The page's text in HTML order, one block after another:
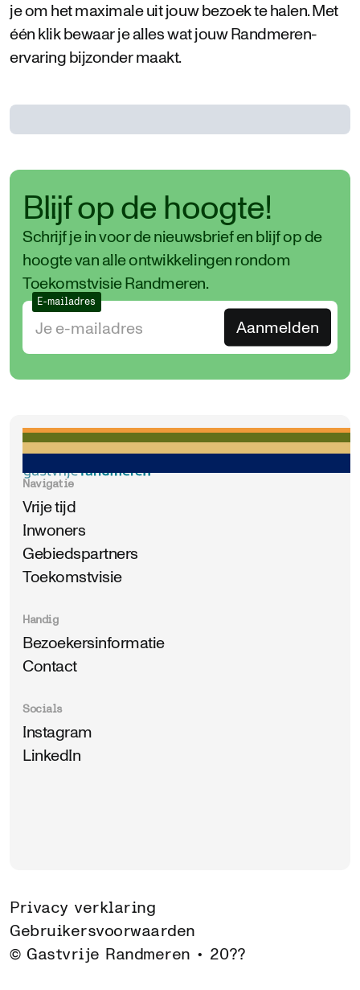
je om het maximale uit jouw bezoek te halen. Met
één klik bewaar je alles wat jouw Randmeren-
ervaring bijzonder maakt.
Blijf op de hoogte!
Schrijf je in voor de nieuwsbrief en blijf op de
hoogte van alle ontwikkelingen rondom
Toekomstvisie Randmeren.
E-mailadres
Navigatie
Vrije tijd
Inwoners
Gebiedspartners
Toekomstvisie
Handig
Bezoekersinformatie
Contact
Socials
Instagram
LinkedIn
Privacy verklaring
Gebruikersvoorwaarden
© Gastvrije Randmeren • 20??